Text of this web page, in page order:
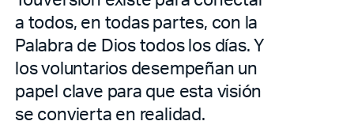
a todos, en todas partes, con la
Palabra de Dios todos los días. Y
los voluntarios desempeñan un
papel clave para que esta visión
se convierta en realidad.